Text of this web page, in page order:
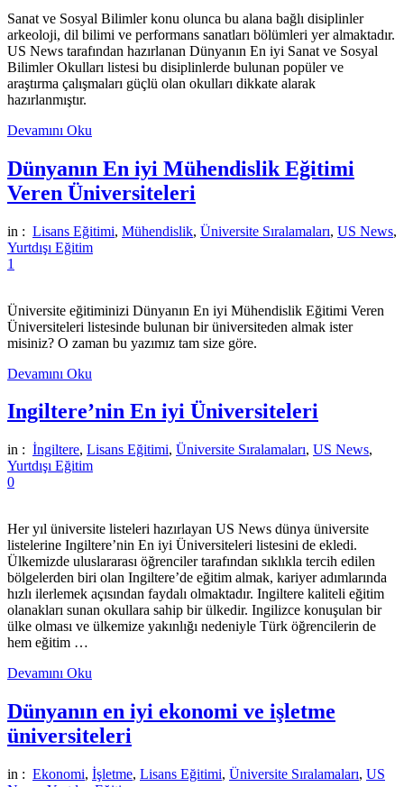
Sanat ve Sosyal Bilimler konu olunca bu alana bağlı disiplinler
arkeoloji, dil bilimi ve performans sanatları bölümleri yer almaktadır.
US News tarafından hazırlanan Dünyanın En iyi Sanat ve Sosyal
Bilimler Okulları listesi bu disiplinlerde bulunan popüler ve
araştırma çalışmaları güçlü olan okulları dikkate alarak
hazırlanmıştır.
Devamını Oku
Dünyanın En iyi Mühendislik Eğitimi
Veren Üniversiteleri
in : Lisans Eğitimi, Mühendislik, Üniversite Sıralamaları, US News,
Yurtdışı Eğitim
1
Üniversite eğitiminizi Dünyanın En iyi Mühendislik Eğitimi Veren
Üniversiteleri listesinde bulunan bir üniversiteden almak ister
misiniz? O zaman bu yazımız tam size göre.
Devamını Oku
Ingiltere’nin En iyi Üniversiteleri
in : İngiltere, Lisans Eğitimi, Üniversite Sıralamaları, US News,
Yurtdışı Eğitim
0
Her yıl üniversite listeleri hazırlayan US News dünya üniversite
listelerine Ingiltere’nin En iyi Üniversiteleri listesini de ekledi.
Ülkemizde uluslararası öğrenciler tarafından sıklıkla tercih edilen
bölgelerden biri olan Ingiltere’de eğitim almak, kariyer adımlarında
hızlı ilerlemek açısından faydalı olmaktadır. Ingiltere kaliteli eğitim
olanakları sunan okullara sahip bir ülkedir. Ingilizce konuşulan bir
ülke olması ve ülkemize yakınlığı nedeniyle Türk öğrencilerin de
hem eğitim …
Devamını Oku
Dünyanın en iyi ekonomi ve işletme
üniversiteleri
in : Ekonomi, İşletme, Lisans Eğitimi, Üniversite Sıralamaları, US